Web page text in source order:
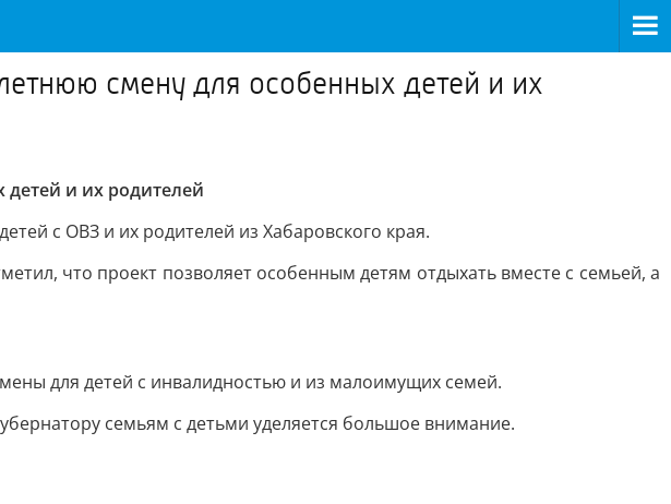
смену для особенных детей и их
и их родителей
с ОВЗ и их родителей из Хабаровского края.
что проект позволяет особенным детям отдыхать вместе с семьей, а
для детей с инвалидностью и из малоимущих семей.
семьям с детьми уделяется большое внимание.